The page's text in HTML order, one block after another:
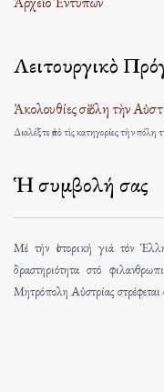
Λειτουργικὸ
Ἀκολουθίες σὲ ὅλη τὴν
Διαλέξτε ἀπὸ τὶς κατηγορίες τὴν πόλη
Ἡ συμβολή σας
Μέ τήν ἱστορική γιά τόν
δραστηριότητα στό
Μητρόπολη Αὐστρίας στρέφεται